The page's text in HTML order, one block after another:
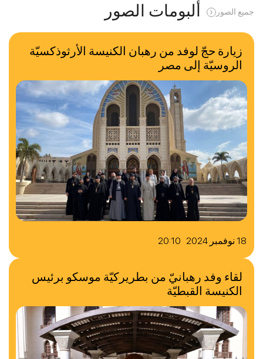
ألبومات الصور جميع الصور
18 نوفمبر 2024 20:10
زيارة حجّ لوفد من رهبان الكنيسة الأرثوذكسيّة
الروسيّة إلى مصر
لقاء وفد رهبانيّ من بطريركيّة موسكو برئيس
الكنيسة القبطيّة